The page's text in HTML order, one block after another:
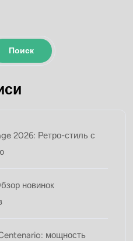
Поиск
2026: Ретро-стиль с
новинок
мощность